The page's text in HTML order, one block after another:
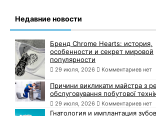
Недавние новости
Бренд Chrome Hearts: история,
особенности и секрет мировой
популярности
29 июля, 2026 Комментариев нет
Причини викликати майстра з
обслуговування побутової
29 июля, 2026 Комментариев нет
Гнатология и имплантация